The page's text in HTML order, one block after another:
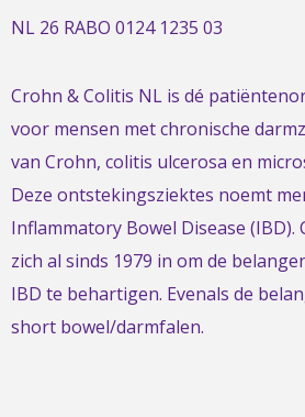
NL 26 RABO 0124 1235 03
Crohn & Colitis NL is dé
voor mensen met chronische
van Crohn, colitis ulcerosa en
Deze ontstekingsziektes noemt
Inflammatory Bowel Disease (IBD).
zich al sinds 1979 in om de
IBD te behartigen. Evenals de
short bowel/darmfalen.